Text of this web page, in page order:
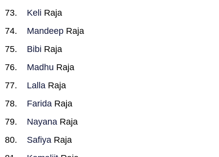
Keli Raja
Mandeep Raja
Bibi Raja
Madhu Raja
Lalla Raja
Farida Raja
Nayana Raja
Safiya Raja